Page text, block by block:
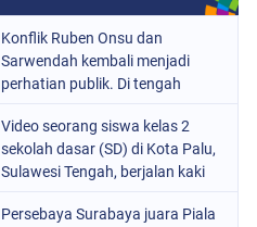
Konflik Ruben Onsu dan
Sarwendah kembali menjadi
perhatian publik. Di tengah
berjalan, kuasa hukum
Sarwendah
Video seorang siswa kelas 2
sekolah dasar (SD) di Kota Palu,
Sulawesi Tengah, berjalan kaki
mengenakan sepatu viral di
Persebaya Surabaya juara Piala